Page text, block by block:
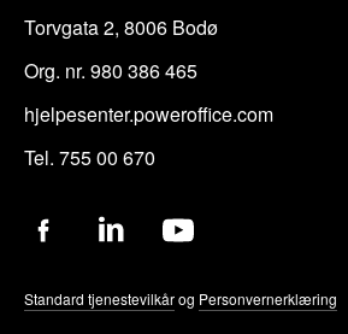
Torvgata 2, 8006 Bodø
Org. nr. 980 386 465
hjelpesenter.poweroffice.com
Tel. 755 00 670
Standard tjenestevilkårog Personvernerklæring